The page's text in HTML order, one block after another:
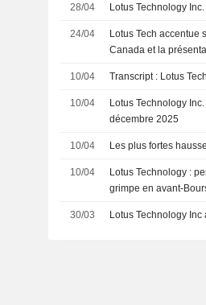
28/04 Lotus Technology
24/04
Lotus Tech accentue
Canada et la
10/04 Transcript : Lotus
10/04
Lotus Technology
décembre 2025
10/04 Les plus fortes
10/04
Lotus Technology :
grimpe en avant-
30/03 Lotus Technology